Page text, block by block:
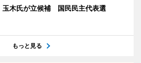
玉木氏が立候補 国民民主代表選
もっと見る